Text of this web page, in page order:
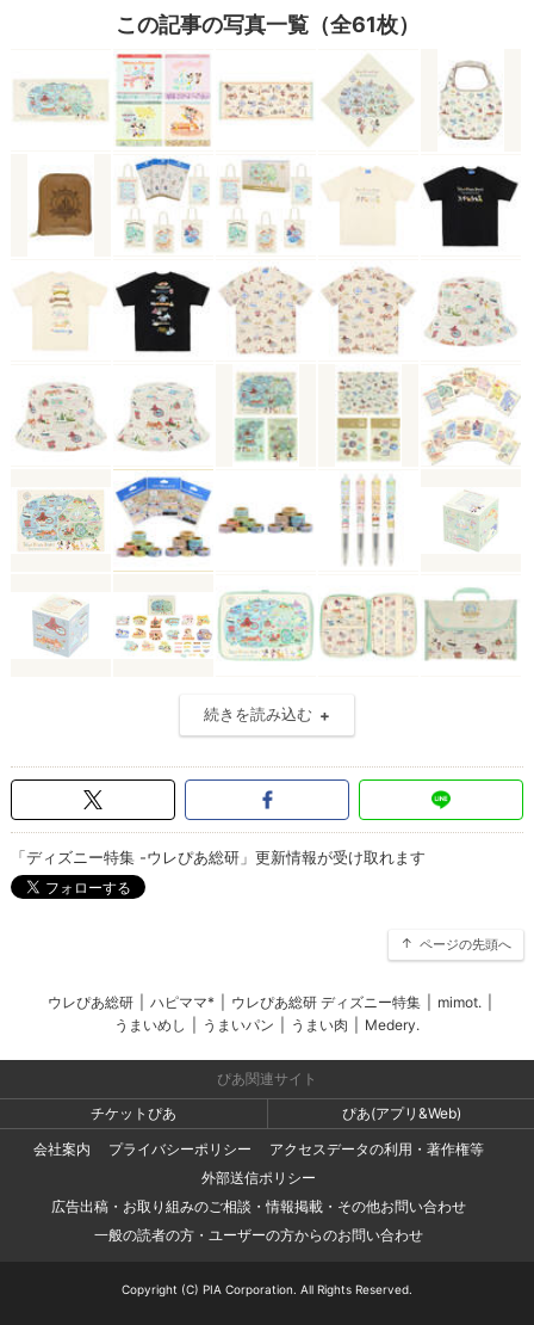
この記事の写真一覧（全61枚）
続きを読み込む
「ディズニー特集 -ウレぴあ総研」更新情報が受け取れます
ページの先頭へ
ウレぴあ総研 ハピママ* ウレぴあ総研 ディズニー特集 mimot.
うまいめし
うまいパン うまい肉 Medery.
ぴあ関連サイト
チケットぴあ
ぴあ(アプリ&Web)
会社案内
プライバシーポリシー
アクセスデータの利用・著作権等
外部送信ポリシー
広告出稿・お取り組みのご相談・情報掲載・その他お問い合わせ
一般の読者の方・ユーザーの方からのお問い合わせ
Copyright (C) PIA Corporation. All Rights Reserved.